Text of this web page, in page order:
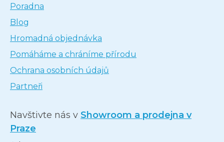
Poradna
Blog
Hromadná objednávka
Pomáháme a chráníme přírodu
Ochrana osobních údajů
Partneři
Navštivte nás v Showroom a prodejna v
Praze